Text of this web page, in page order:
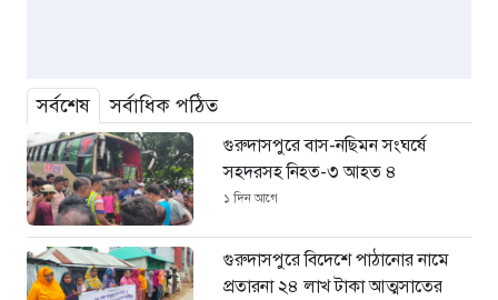
সর্বশেষ সর্বাধিক পঠিত
গুরুদাসপুরে বাস-নছিমন সংঘর্ষে
সহদরসহ নিহত-৩ আহত ৪
১ দিন আগে
গুরুদাসপুরে বিদেশে পাঠানোর নামে
প্রতারনা ২৪ লাখ টাকা আত্মসাতের